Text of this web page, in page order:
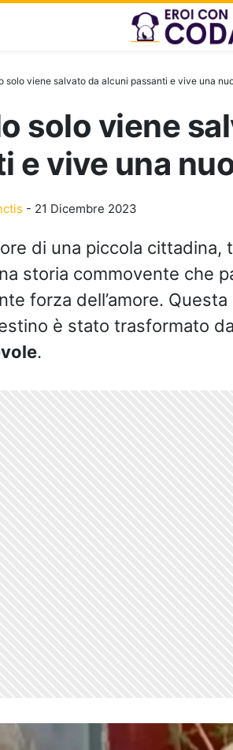
solo viene salvato da alcuni passanti e vive una
solo viene
e vive una
- 21 Dicembre 2023
di una piccola cittadina,
storia commovente che
forza dell’amore.
è stato trasformato
.